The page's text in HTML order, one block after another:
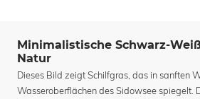
Minimalistische Schwarz-
Natur
Dieses Bild zeigt Schilfgras, das in sanften
Wasseroberflächen des Sidowsee spiegelt.